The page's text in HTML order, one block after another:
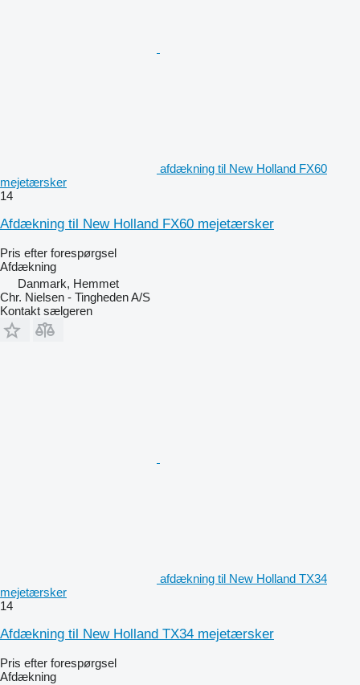
afdækning til New Holland FX60
mejetærsker
14
Afdækning til New Holland FX60 mejetærsker
Pris efter forespørgsel
Afdækning
Danmark, Hemmet
Chr. Nielsen - Tingheden A/S
Kontakt sælgeren
afdækning til New Holland TX34
mejetærsker
14
Afdækning til New Holland TX34 mejetærsker
Pris efter forespørgsel
Afdækning